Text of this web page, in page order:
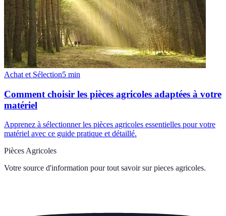
Achat et Sélection5 min
Comment choisir les pièces agricoles adaptées à votre
matériel
Apprenez à sélectionner les pièces agricoles essentielles pour votre
matériel avec ce guide pratique et détaillé.
Pièces Agricoles
Votre source d'information pour tout savoir sur pieces agricoles.